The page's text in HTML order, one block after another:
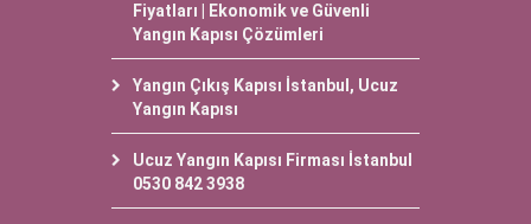
Fiyatları | Ekonomik ve Güvenli
Yangın Kapısı Çözümleri
Yangın Çıkış Kapısı İstanbul, Ucuz
Yangın Kapısı
Ucuz Yangın Kapısı Firması İstanbul
0530 842 3938